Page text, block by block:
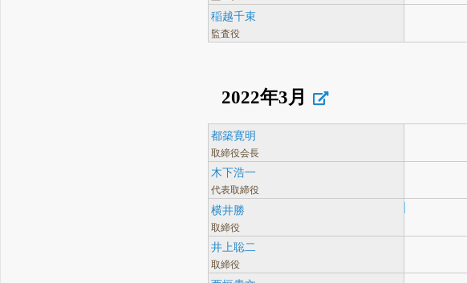
稲越千束
監査役
2022年3月
都築寛明
取締役会長
木下浩一
代表取締役
横井勝
取締役
井上聡二
取締役